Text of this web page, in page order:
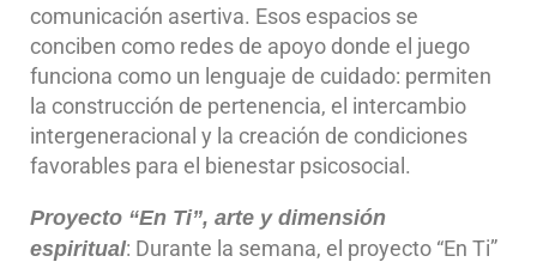
comunicación asertiva. Esos espacios se
conciben como redes de apoyo donde el juego
funciona como un lenguaje de cuidado: permiten
la construcción de pertenencia, el intercambio
intergeneracional y la creación de condiciones
favorables para el bienestar psicosocial.
Proyecto “En Ti”, arte y dimensión
espiritual: Durante la semana, el proyecto “En Ti”